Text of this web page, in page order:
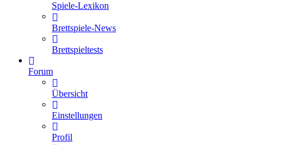
Spiele-Lexikon
Brettspiele-News
Brettspieltests
Forum
Übersicht
Einstellungen
Profil